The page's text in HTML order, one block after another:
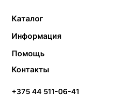
Каталог
Твердотопливные котлы
Электрические котлы
Банные печи
Камины и печи
Теплый пол
Радиаторы
Насосы
Дымоходы
Информация
Контакты
Статьи
Акции
Помощь
Монтаж систем отопления
Контакты
+375 44 511-06-41